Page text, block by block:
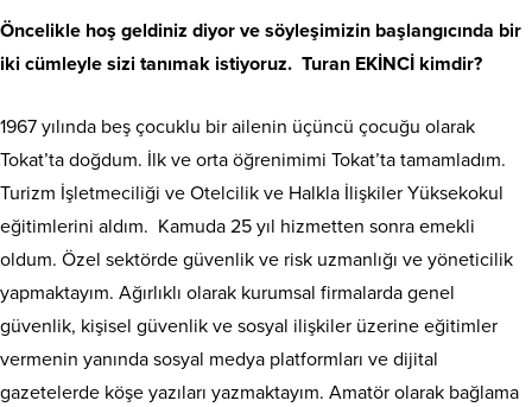
Öncelikle hoş geldiniz diyor ve söyleşimizin başlangıcında bir
iki cümleyle sizi tanımak istiyoruz. Turan EKİNCİ kimdir?
1967 yılında beş çocuklu bir ailenin üçüncü çocuğu olarak
Tokat’ta doğdum. İlk ve orta öğrenimimi Tokat’ta tamamladım.
Turizm İşletmeciliği ve Otelcilik ve Halkla İlişkiler Yüksekokul
eğitimlerini aldım. Kamuda 25 yıl hizmetten sonra emekli
oldum. Özel sektörde güvenlik ve risk uzmanlığı ve yöneticilik
yapmaktayım. Ağırlıklı olarak kurumsal firmalarda genel
güvenlik, kişisel güvenlik ve sosyal ilişkiler üzerine eğitimler
vermenin yanında sosyal medya platformları ve dijital
gazetelerde köşe yazıları yazmaktayım. Amatör olarak bağlama